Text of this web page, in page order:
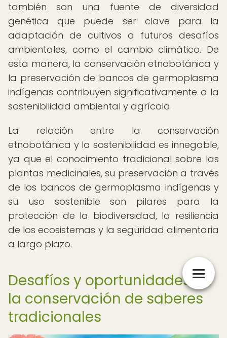
también son una fuente de diversidad
genética que puede ser clave para la
adaptación de cultivos a futuros desafíos
ambientales, como el cambio climático. De
esta manera, la conservación etnobotánica y
la preservación de bancos de germoplasma
indígenas contribuyen significativamente a la
sostenibilidad ambiental y agrícola.
La relación entre la conservación
etnobotánica y la sostenibilidad es innegable,
ya que el conocimiento tradicional sobre las
plantas medicinales, su preservación a través
de los bancos de germoplasma indígenas y
su uso sostenible son pilares para la
protección de la biodiversidad, la resiliencia
de los ecosistemas y la seguridad alimentaria
a largo plazo.
Desafíos y oportunidades en
la conservación de saberes
tradicionales